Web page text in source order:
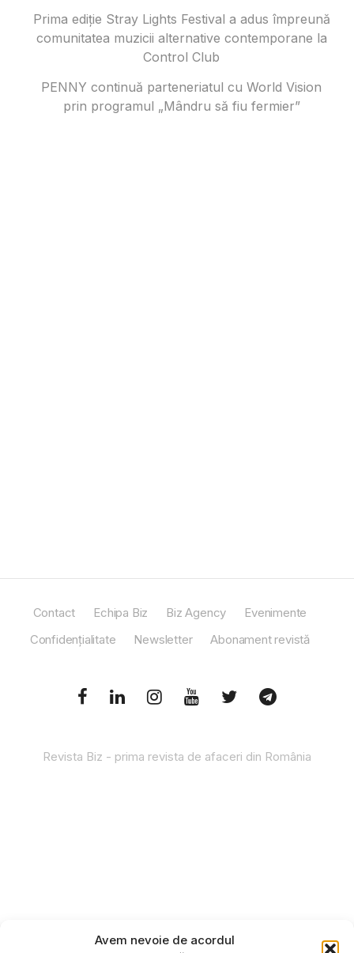
Avem nevoie de acordul
Prima ediție Stray Lights Festival a adus împreună
comunitatea muzicii alternative contemporane la
Control Club
PENNY continuă parteneriatul cu World Vision
prin programul „Mândru să fiu fermier”
Contact Echipa Biz Biz Agency
Evenimente
Confidențialitate
Newsletter Abonament revistă
Revista Biz - prima revista de afaceri din România